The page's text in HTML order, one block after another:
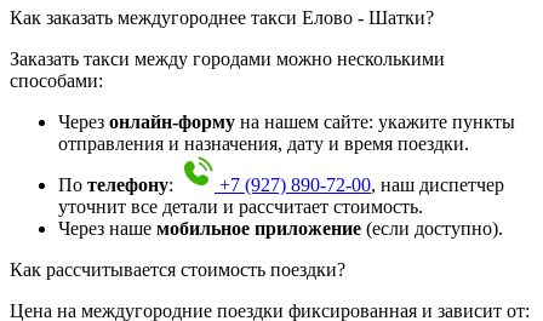
Как заказать междугороднее такси Елово - Шатки?
Заказать такси между городами можно несколькими
способами:
Через онлайн-форму на нашем сайте: укажите пункты
отправления и назначения, дату и время поездки.
По телефону: +7 (927) 890-72-00, наш диспетчер
уточнит все детали и рассчитает стоимость.
Через наше мобильное приложение (если доступно).
Как рассчитывается стоимость поездки?
Цена на междугородние поездки фиксированная и зависит от: